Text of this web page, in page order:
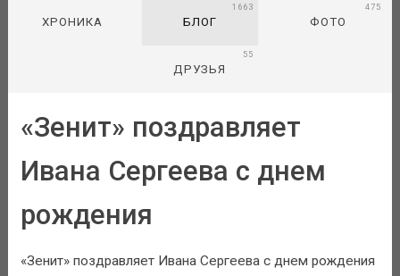
ХРОНИКА БЛОГ
1663
ФОТО
475
ДРУЗЬЯ
55
«Зенит» поздравляет
Ивана Сергеева с днем
рождения
«Зенит» поздравляет Ивана Сергеева с днем рождения